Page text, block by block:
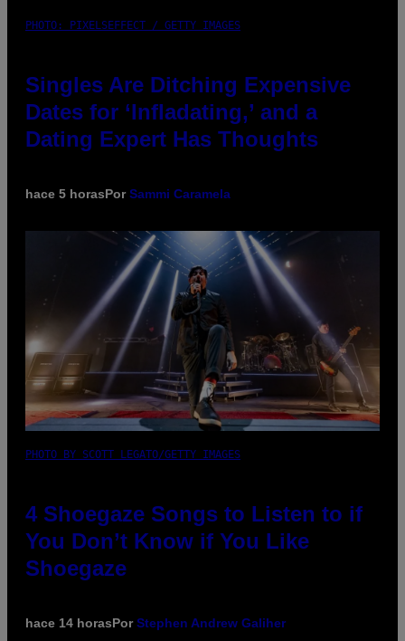
PHOTO: PIXELSEFFECT / GETTY IMAGES
Singles Are Ditching Expensive
Dates for ‘Infladating,’ and a
Dating Expert Has Thoughts
hace 5 horasPorSammi Caramela
PHOTO BY SCOTT LEGATO/GETTY IMAGES
4 Shoegaze Songs to Listen to if
You Don’t Know if You Like
Shoegaze
hace 14 horasPorStephen Andrew Galiher